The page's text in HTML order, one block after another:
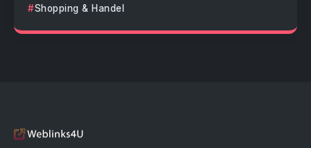
Shopping & Handel